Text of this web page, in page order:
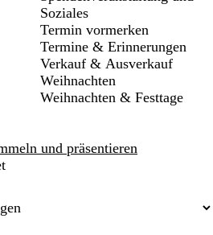
Soziales
Termin vormerken
Termine & Erinnerungen
Verkauf & Ausverkauf
Weihnachten
Weihnachten & Festtage
und präsentieren